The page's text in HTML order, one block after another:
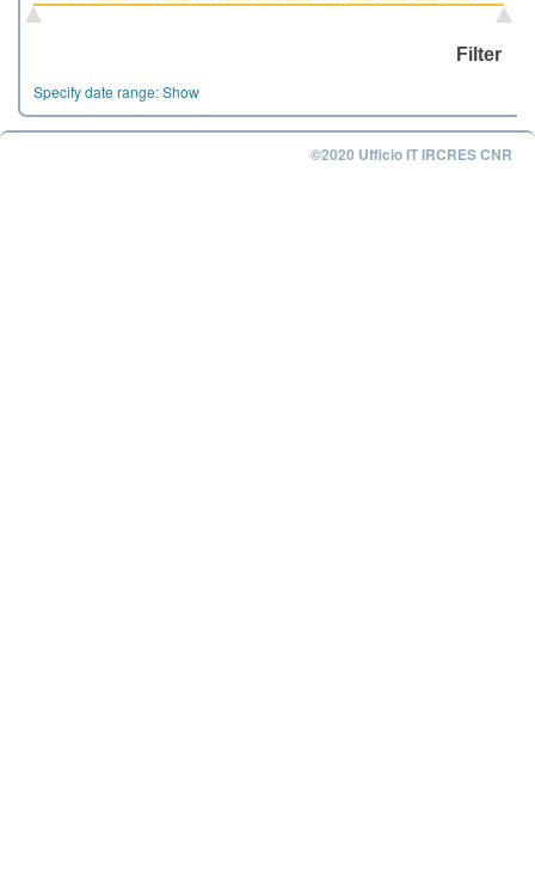
Specify date range:Show
©2020 Ufficio IT IRCRES CNR